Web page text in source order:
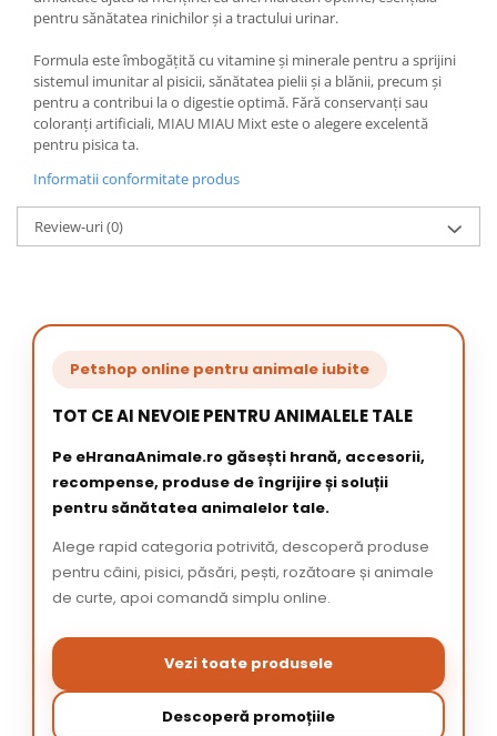
pentru sănătatea rinichilor și a tractului urinar.
Formula este îmbogățită cu vitamine și minerale pentru a sprijini
sistemul imunitar al pisicii, sănătatea pielii și a blănii, precum și
pentru a contribui la o digestie optimă. Fără conservanți sau
coloranți artificiali, MIAU MIAU Mixt este o alegere excelentă
pentru pisica ta.
Informatii conformitate produs
Review-uri(0)
Petshop online pentru animale iubite
TOT CE AI NEVOIE PENTRU ANIMALELE TALE
Pe eHranaAnimale.ro găsești hrană, accesorii,
recompense, produse de îngrijire și soluții
pentru sănătatea animalelor tale.
Alege rapid categoria potrivită, descoperă produse
pentru câini, pisici, păsări, pești, rozătoare și animale
de curte, apoi comandă simplu online.
Vezi toate produsele
Descoperă promoțiile